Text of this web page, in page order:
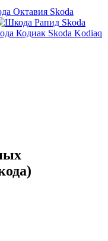
Skoda
Skoda
Skoda Kodiaq